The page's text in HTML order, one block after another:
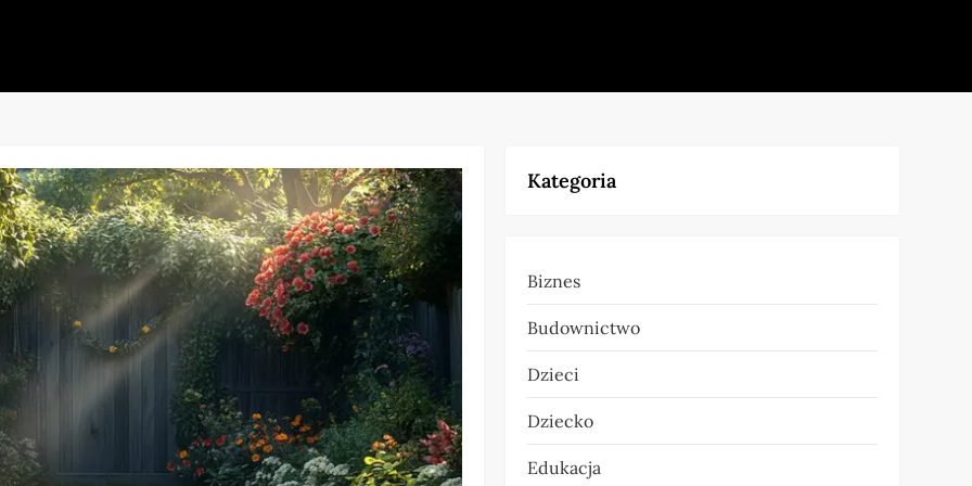
Kategoria
Biznes
Budownictwo
Dzieci
Dziecko
Edukacja